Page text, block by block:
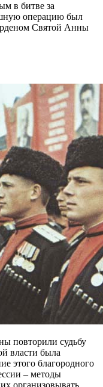
в битве за
операцию был
Святой Анны
повторили судьбу
власти была
этого благородного
– методы